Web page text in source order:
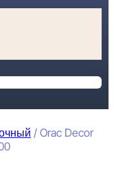
/ Orac Decor